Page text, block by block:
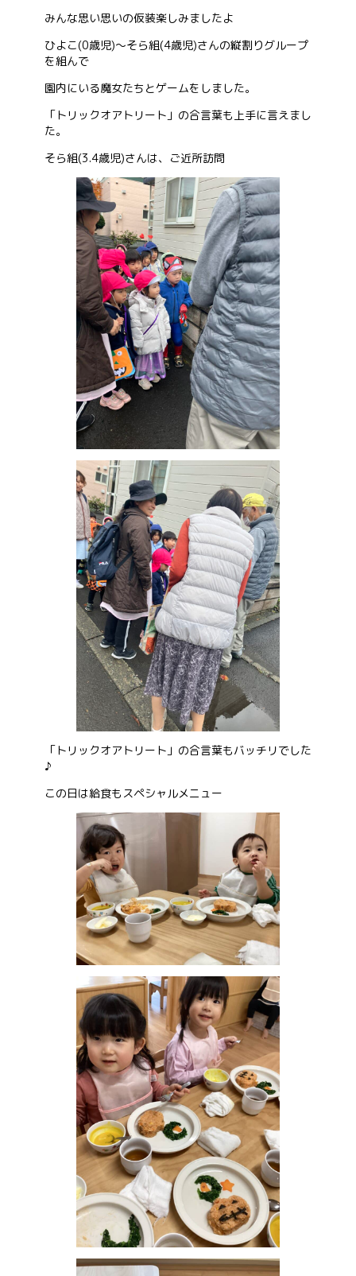
みんな思い思いの仮装楽しみましたよ
ひよこ(0歳児)～そら組(4歳児)さんの縦割りグループ
を組んで
園内にいる魔女たちとゲームをしました。
「トリックオアトリート」の合言葉も上手に言えまし
た。
そら組(3.4歳児)さんは、ご近所訪問
「トリックオアトリート」の合言葉もバッチリでした
♪
この日は給食もスペシャルメニュー